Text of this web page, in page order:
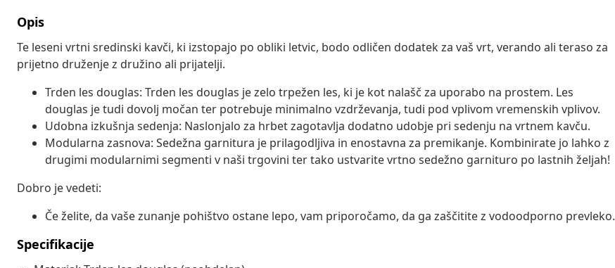
Opis
Te leseni vrtni sredinski kavči, ki izstopajo po obliki letvic, bodo odličen dodatek za vaš vrt, verando ali teraso za
prijetno druženje z družino ali prijatelji.
Trden les douglas: Trden les douglas je zelo trpežen les, ki je kot nalašč za uporabo na prostem. Les
douglas je tudi dovolj močan ter potrebuje minimalno vzdrževanja, tudi pod vplivom vremenskih vplivov.
Udobna izkušnja sedenja: Naslonjalo za hrbet zagotavlja dodatno udobje pri sedenju na vrtnem kavču.
Modularna zasnova: Sedežna garnitura je prilagodljiva in enostavna za premikanje. Kombinirate jo lahko z
drugimi modularnimi segmenti v naši trgovini ter tako ustvarite vrtno sedežno garnituro po lastnih željah!
Dobro je vedeti:
Če želite, da vaše zunanje pohištvo ostane lepo, vam priporočamo, da ga zaščitite z vodoodporno prevleko.
Specifikacije